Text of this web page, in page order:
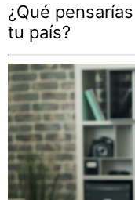
¿Qué
tu país?